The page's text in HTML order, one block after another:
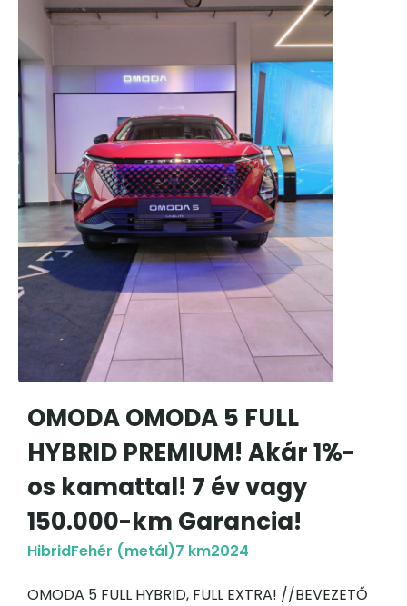
OMODA OMODA 5 FULL
HYBRID PREMIUM! Akár 1%-
os kamattal! 7 év vagy
150.000-km Garancia!
HibridFehér (metál)7 km2024
OMODA 5 FULL HYBRID, FULL EXTRA! //BEVEZETŐ